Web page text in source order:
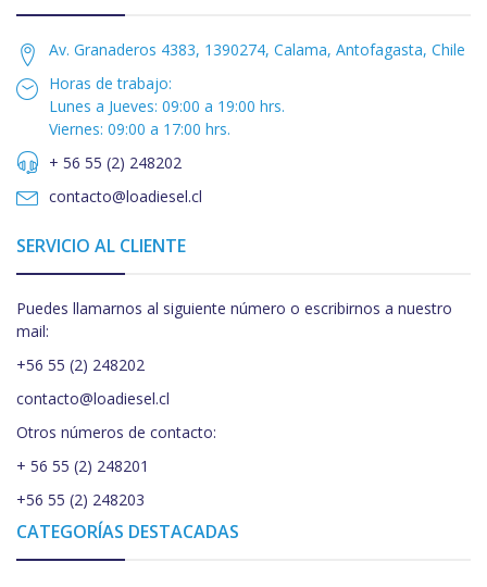
Av. Granaderos 4383, 1390274, Calama, Antofagasta, Chile
Horas de trabajo:
Lunes a Jueves: 09:00 a 19:00 hrs.
Viernes: 09:00 a 17:00 hrs.
+ 56 55 (2) 248202
contacto@loadiesel.cl
SERVICIO AL CLIENTE
Puedes llamarnos al siguiente número o escribirnos a nuestro
mail:
+56 55 (2) 248202
contacto@loadiesel.cl
Otros números de contacto:
+ 56 55 (2) 248201
+56 55 (2) 248203
CATEGORÍAS DESTACADAS